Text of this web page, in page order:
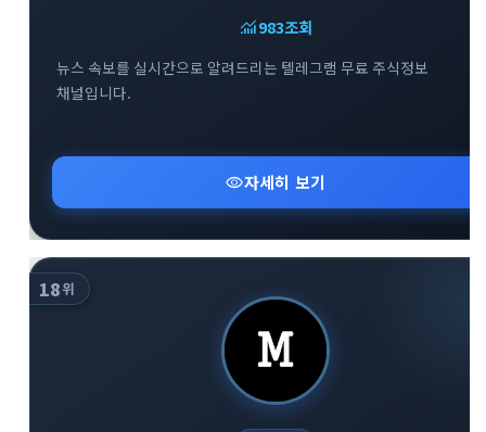
monitoring983조회
뉴스 속보를 실시간으로 알려드리는 텔레그램 무료 주식정보
채널입니다.
visibility자세히 보기
18위